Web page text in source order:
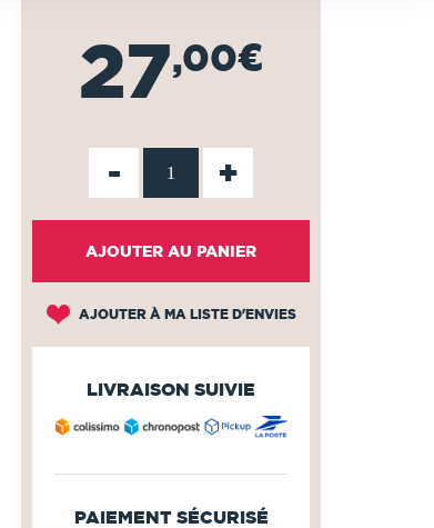
27,00€
- +
AJOUTER AU PANIER
AJOUTER À MA LISTE D'ENVIES
LIVRAISON SUIVIE
PAIEMENT SÉCURISÉ